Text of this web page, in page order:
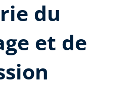
du
et de